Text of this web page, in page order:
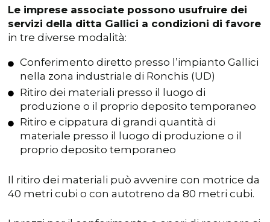
Le imprese associate possono usufruire dei
servizi della ditta Gallici a condizioni di favore
in tre diverse modalità:
Conferimento diretto presso l’impianto Gallici
nella zona industriale di Ronchis (UD)
Ritiro dei materiali presso il luogo di
produzione o il proprio deposito temporaneo
Ritiro e cippatura di grandi quantità di
materiale presso il luogo di produzione o il
proprio deposito temporaneo
Il ritiro dei materiali può avvenire con motrice da
40 metri cubi o con autotreno da 80 metri cubi.